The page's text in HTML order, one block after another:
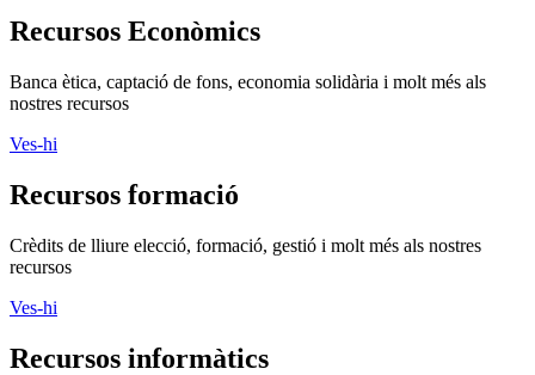
Recursos Econòmics
Banca ètica, captació de fons, economia solidària i molt més als
nostres recursos
Ves-hi
Recursos formació
Crèdits de lliure elecció, formació, gestió i molt més als nostres
recursos
Ves-hi
Recursos informàtics